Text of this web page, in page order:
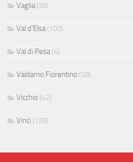
Vaglia(36)
Val d'Elsa(100)
Val di Pesa(4)
Valdarno Fiorentino (58)
Vicchio (42)
Vinci (128)